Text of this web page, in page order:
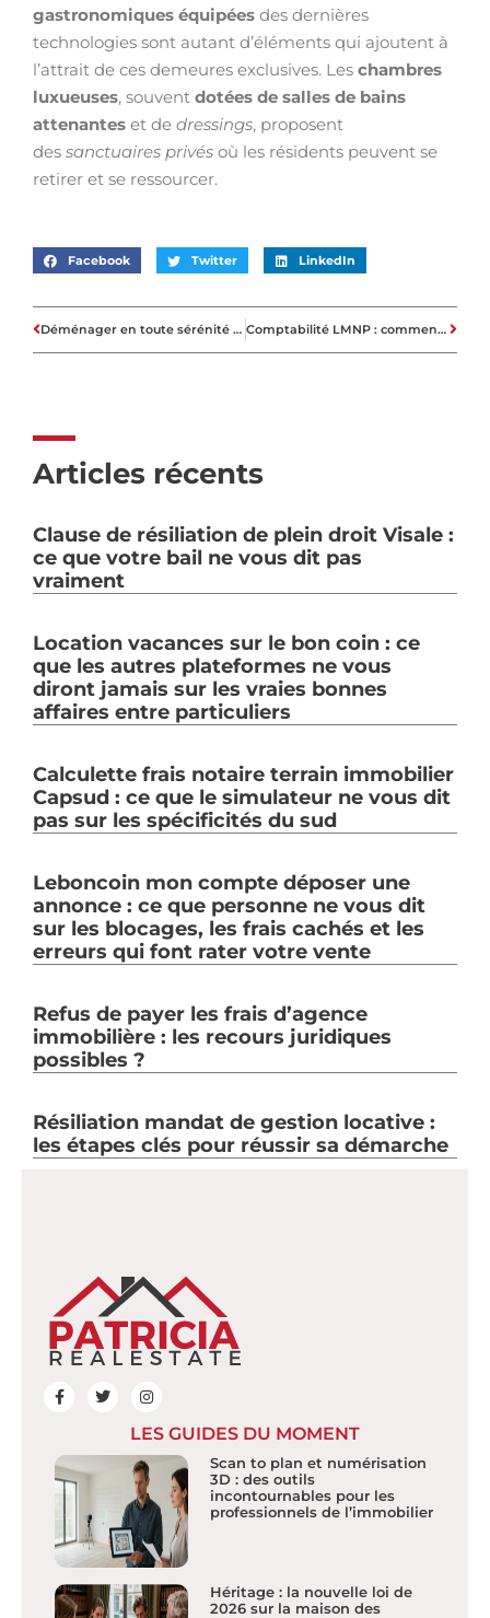
gastronomiques équipées des dernières
technologies sont autant d’éléments qui ajoutent à
l’attrait de ces demeures exclusives. Les chambres
luxueuses, souvent dotées de salles de bains
attenantes et de dressings, proposent
des sanctuaires privés où les résidents peuvent se
retirer et se ressourcer.
Facebook Twitter LinkedIn
Déménager en toute sérénité avec MacGregor Déménagement à Aix-en-Provence Comptabilité LMNP : comment gérer efficacement les amortissements ?
Articles récents
Clause de résiliation de plein droit Visale :
ce que votre bail ne vous dit pas
vraiment
Location vacances sur le bon coin : ce
que les autres plateformes ne vous
diront jamais sur les vraies bonnes
affaires entre particuliers
Calculette frais notaire terrain immobilier
Capsud : ce que le simulateur ne vous dit
pas sur les spécificités du sud
Leboncoin mon compte déposer une
annonce : ce que personne ne vous dit
sur les blocages, les frais cachés et les
erreurs qui font rater votre vente
Refus de payer les frais d’agence
immobilière : les recours juridiques
possibles ?
Résiliation mandat de gestion locative :
les étapes clés pour réussir sa démarche
LES GUIDES DU MOMENT
Scan to plan et numérisation
3D : des outils
incontournables pour les
professionnels de l’immobilier
Héritage : la nouvelle loi de
2026 sur la maison des